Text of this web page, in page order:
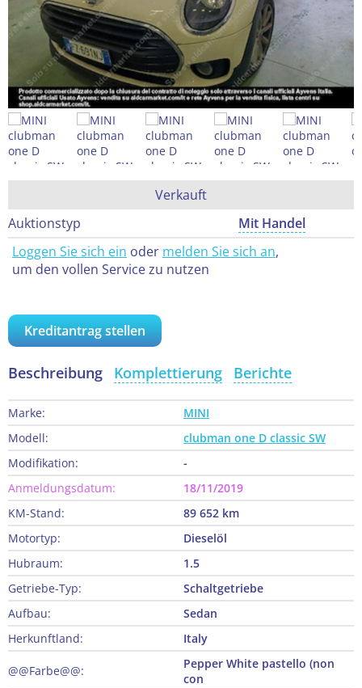
Verkauft
Auktionstyp
Mit Handel
Loggen Sie sich ein oder melden Sie sich an,
um den vollen Service zu nutzen
Kreditantrag stellen
Beschreibung Komplettierung Berichte
Marke:
MINI
Modell:
clubman one D classic SW
Modifikation:
-
Anmeldungsdatum:
18/11/2019
KM-Stand:
89 652 km
Motortyp:
Dieselöl
Hubraum:
1.5
Getriebe-Typ:
Schaltgetriebe
Aufbau:
Sedan
Herkunftland:
Italy
@@Farbe@@:
Pepper White pastello (non
con